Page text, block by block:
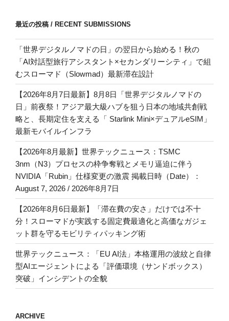
最近の投稿 / RECENT SUBMISSIONS
「世界デジタルノマドの日」の翌日から始める！秋の
「AI対話型旅行アシスタント×セカンダリーシティ」で組
むスローマド（Slowmad）最新滞在設計
【2026年8月7日最新】8月8日「世界デジタルノマドの
日」前夜祭！アジア最大級ハブを狙う日本の地域共創戦
略と、長期定住を支える「 Starlink Mini×デュアルeSIM」
最新モバイルインフラ
【2026年8月最新】世界テックニュース：TSMC
3nm（N3）プロセスの枠争奪戦とメモリ逼迫に伴う
NVIDIA「Rubin」仕様変更の激震 掲載日時（Date）：
August 7, 2026 / 2026年8月7日
【2026年8月6日最新】「滞在費の安さ」だけでは不十
分！スローマドが実践する固定費最適化と高価なガジェ
ット群を守るモビリティパッキング術
世界テックニュース：「EU AI法」本格運用の波紋と自律
型AIエージェントによる「評価環境（サンドボックス）
突破」インシデントの全貌
ARCHIVE